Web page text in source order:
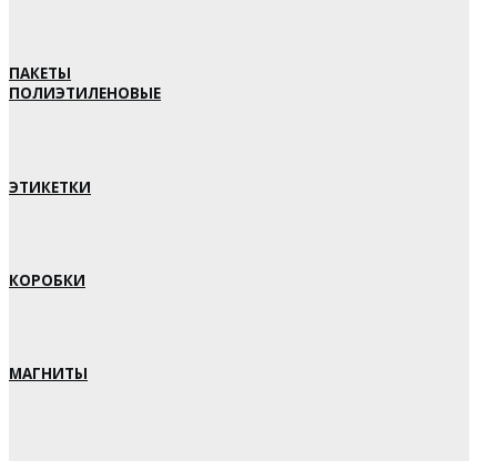
ПАКЕТЫ
ПОЛИЭТИЛЕНОВЫЕ
ЭТИКЕТКИ
КОРОБКИ
МАГНИТЫ